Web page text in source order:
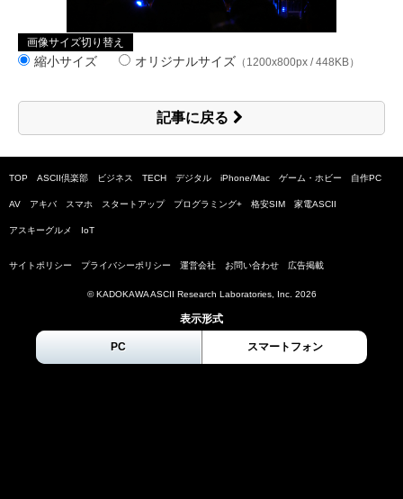
画像サイズ切り替え
縮小サイズ オリジナルサイズ （1200x800px / 448KB）
記事に戻る
TOP ASCII倶楽部 ビジネス TECH デジタル iPhone/Mac ゲーム・ホビー 自作PC
AV アキバ スマホ スタートアップ プログラミング+ 格安SIM 家電ASCII
アスキーグルメ IoT
サイトポリシー プライバシーポリシー 運営会社 お問い合わせ 広告掲載
© KADOKAWA ASCII Research Laboratories, Inc. 2026
表示形式
PC スマートフォン